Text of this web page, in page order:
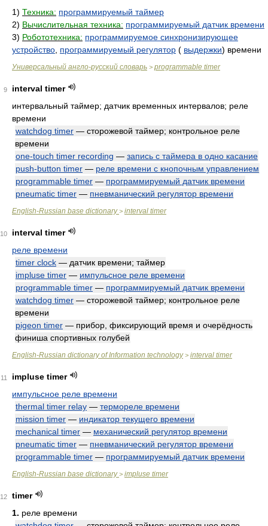
1) Техника: программируемый таймер
2) Вычислительная техника: программируемый датчик времени
3) Робототехника: программируемое синхронизирующее
устройство программируемый регулятор ( выдержки) времени
Универсальный англо-русский словарь > programmable timer
9
interval timer
интервальный таймер; датчик временных интервалов; реле
времени
watchdog timer — сторожевой таймер; контрольное реле
времени
one-touch timer recording — запись с таймера в одно касание
push-button timer — реле времени с кнопочным управлением
programmable timer — программируемый датчик времени
pneumatic timer — пневманический регулятор времени
English-Russian base dictionary> interval timer
10
interval timer
реле времени
timer clock — датчик времени; таймер
impluse timer — импульсное реле времени
programmable timer — программируемый датчик времени
watchdog timer — сторожевой таймер; контрольное реле
времени
pigeon timer — прибор, фиксирующий время и очерёдность
финиша спортивных голубей
English-Russian dictionary of Information technology> interval timer
11
impluse timer
импульсное реле времени
thermal timer relay — термореле времени
mission timer — индикатор текущего времени
mechanical timer — механический регулятор времени
pneumatic timer — пневманический регулятор времени
programmable timer — программируемый датчик времени
English-Russian base dictionary> impluse timer
12
timer
1. реле времени